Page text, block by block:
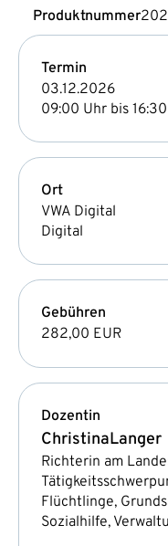
Produktnummer
Termin
03.12.2026
09:00 Uhr bis
Ort
VWA Digital
Digital
Gebühren
282,00 EUR
Dozentin
ChristinaLanger
Richterin am
Flüchtlinge,
Sozialhilfe,